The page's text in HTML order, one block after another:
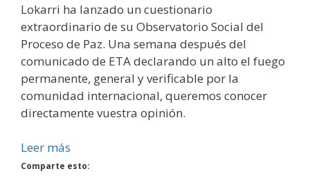
Lokarri ha lanzado un cuestionario
extraordinario de su Observatorio Social del
Proceso de Paz. Una semana después del
comunicado de ETA declarando un alto el fuego
permanente, general y verificable por la
comunidad internacional, queremos conocer
directamente vuestra opinión.
Leer más
Comparte esto: